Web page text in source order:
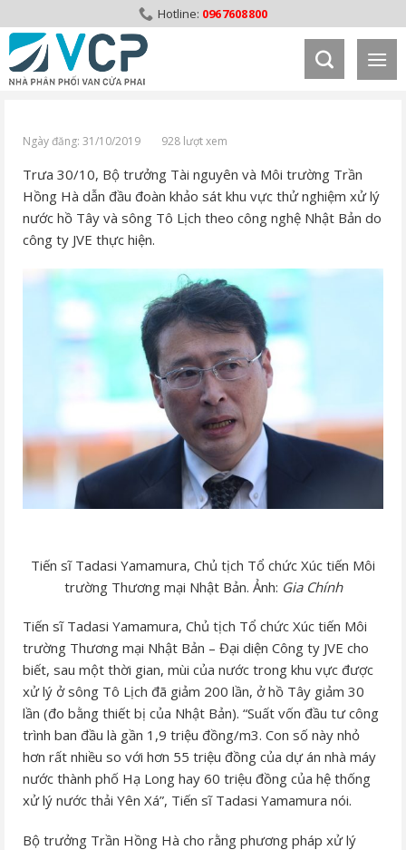
to
content
0967608800
Ngày đăng: 31/10/2019 928 lượt xem
Trưa 30/10, Bộ trưởng Tài nguyên và Môi trường Trần
Hồng Hà dẫn đầu đoàn khảo sát khu vực thử nghiệm xử lý
nước hồ Tây và sông Tô Lịch theo công nghệ Nhật Bản do
công ty JVE thực hiện.
Tiến sĩ Tadasi Yamamura, Chủ tịch Tổ chức Xúc tiến Môi
trường Thương mại Nhật Bản. Ảnh: Gia Chính
Tiến sĩ Tadasi Yamamura, Chủ tịch Tổ chức Xúc tiến Môi
trường Thương mại Nhật Bản – Đại diện Công ty JVE cho
biết, sau một thời gian, mùi của nước trong khu vực được
xử lý ở sông Tô Lịch đã giảm 200 lần, ở hồ Tây giảm 30
lần (đo bằng thiết bị của Nhật Bản). “Suất vốn đầu tư công
trình ban đầu là gần 1,9 triệu đồng/m3. Con số này nhỏ
hơn rất nhiều so với hơn 55 triệu đồng của dự án nhà máy
nước thành phố Hạ Long hay 60 triệu đồng của hệ thống
xử lý nước thải Yên Xá”, Tiến sĩ Tadasi Yamamura nói.
Bộ trưởng Trần Hồng Hà cho rằng phương pháp xử lý